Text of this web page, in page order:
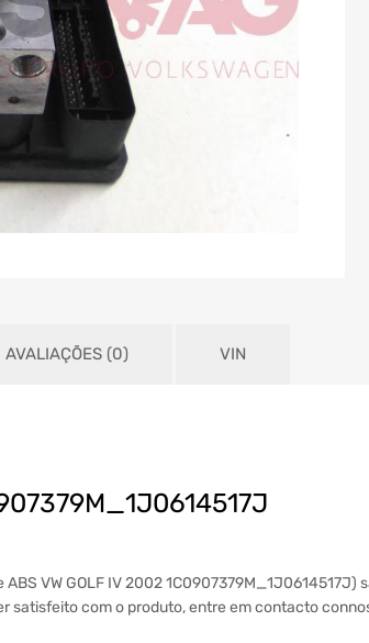
AVALIAÇÕES (0) VIN
VW GOLF IV 2002
satisfeito com o produto, entre em contacto